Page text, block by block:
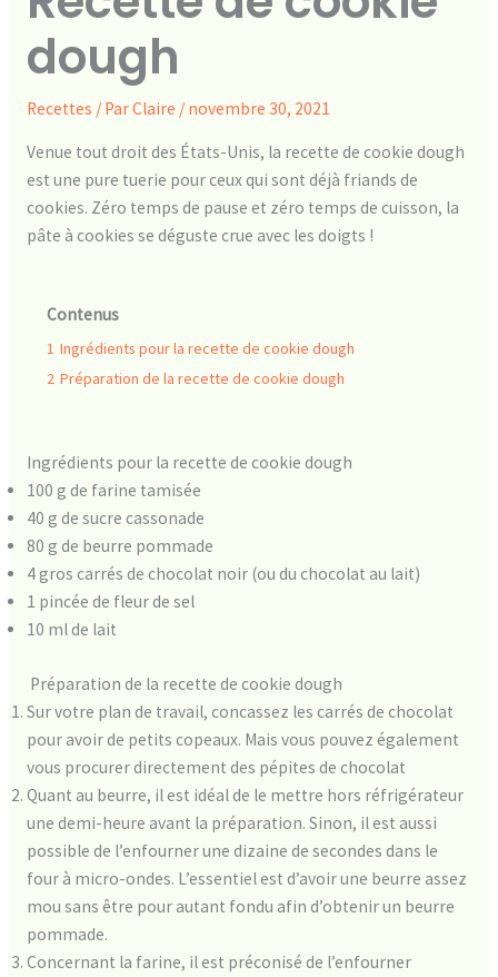
dough
Recettes / ParClaire / novembre 30, 2021
Venue tout droit des États-Unis, la recette de cookie dough
est une pure tuerie pour ceux qui sont déjà friands de
cookies. Zéro temps de pause et zéro temps de cuisson, la
pâte à cookies se déguste crue avec les doigts !
Contenus
1 Ingrédients pour la recette de cookie dough
2 Préparation de la recette de cookie dough
Ingrédients pour la recette de cookie dough
100 g de farine tamisée
40 g de sucre cassonade
80 g de beurre pommade
4 gros carrés de chocolat noir (ou du chocolat au lait)
1 pincée de fleur de sel
10 ml de lait
Préparation de la recette de cookie dough
Sur votre plan de travail, concassez les carrés de chocolat
pour avoir de petits copeaux. Mais vous pouvez également
vous procurer directement des pépites de chocolat
Quant au beurre, il est idéal de le mettre hors réfrigérateur
une demi-heure avant la préparation. Sinon, il est aussi
possible de l’enfourner une dizaine de secondes dans le
four à micro-ondes. L’essentiel est d’avoir une beurre assez
mou sans être pour autant fondu afin d’obtenir un beurre
pommade.
Concernant la farine, il est préconisé de l’enfourner